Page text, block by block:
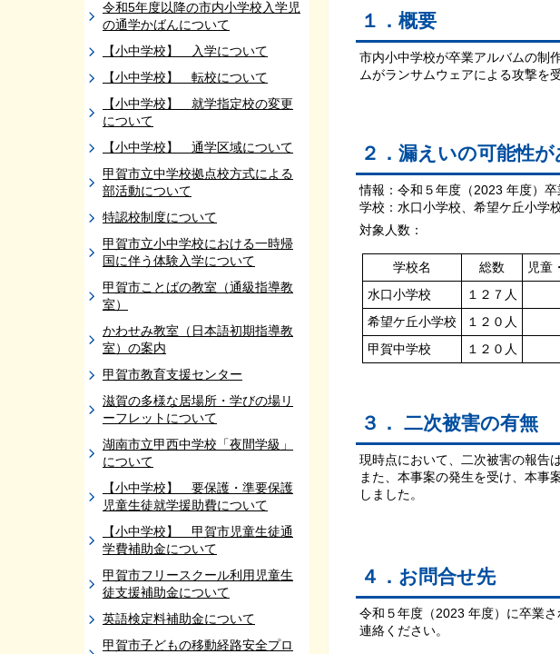
令和5年度以降の市内小学校入学児
の通学かばんについて
【小中学校】 入学について
【小中学校】 転校について
【小中学校】 就学指定校の変更
について
【小中学校】 通学区域について
甲賀市立中学校拠点校方式による
部活動について
特認校制度について
甲賀市立小中学校における一時帰
国に伴う体験入学について
甲賀市ことばの教室（通級指導教
室）
かわせみ教室（日本語初期指導教
室）の案内
甲賀市教育支援センター
滋賀の多様な居場所・学びの場リ
ーフレットについて
湖南市立甲西中学校「夜間学級」
について
【小中学校】 要保護・準要保護
児童生徒就学援助費について
【小中学校】 甲賀市児童生徒通
学費補助金について
甲賀市フリースクール利用児童生
徒支援補助金について
英語検定料補助金について
甲賀市子どもの移動経路安全プロ
１．概要
市内小中学校が卒業アルバムの制
ムがランサムウェアによる攻撃を
２．漏えいの可能性
情報：令和５年度（2023 年度）
学校：水口小学校、希望ケ丘小学
対象人数：
学校名 総数 児童
水口小学校
１２７人 ８
希望ケ丘小学校
１２０人 ８
甲賀中学校
１２０人 ８
３． 二次被害の有無
現時点において、二次被害の報告
また、本事案の発生を受け、本事
しました。
４．お問合せ先
令和５年度（2023 年度）に卒業
連絡ください。